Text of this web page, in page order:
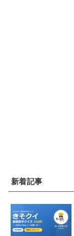
新着記事